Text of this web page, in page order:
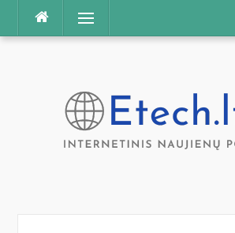
Praleisti
Meniu